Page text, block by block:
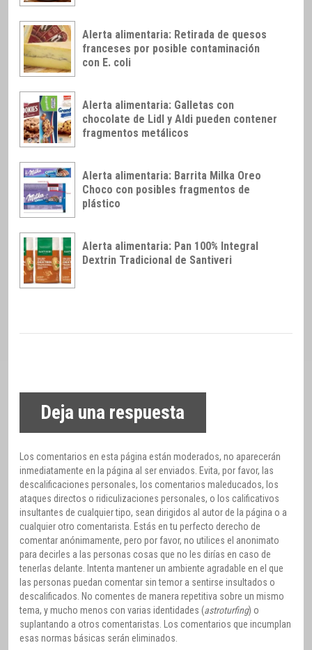
Alerta alimentaria: Retirada de quesos
franceses por posible contaminación
con E. coli
Alerta alimentaria: Galletas con
chocolate de Lidl y Aldi pueden contener
fragmentos metálicos
Alerta alimentaria: Barrita Milka Oreo
Choco con posibles fragmentos de
plástico
Alerta alimentaria: Pan 100% Integral
Dextrin Tradicional de Santiveri
Deja una respuesta
Los comentarios en esta página están moderados, no aparecerán
inmediatamente en la página al ser enviados. Evita, por favor, las
descalificaciones personales, los comentarios maleducados, los
ataques directos o ridiculizaciones personales, o los calificativos
insultantes de cualquier tipo, sean dirigidos al autor de la página o a
cualquier otro comentarista. Estás en tu perfecto derecho de
comentar anónimamente, pero por favor, no utilices el anonimato
para decirles a las personas cosas que no les dirías en caso de
tenerlas delante. Intenta mantener un ambiente agradable en el que
las personas puedan comentar sin temor a sentirse insultados o
descalificados. No comentes de manera repetitiva sobre un mismo
tema, y mucho menos con varias identidades (astroturfing) o
suplantando a otros comentaristas. Los comentarios que incumplan
esas normas básicas serán eliminados.